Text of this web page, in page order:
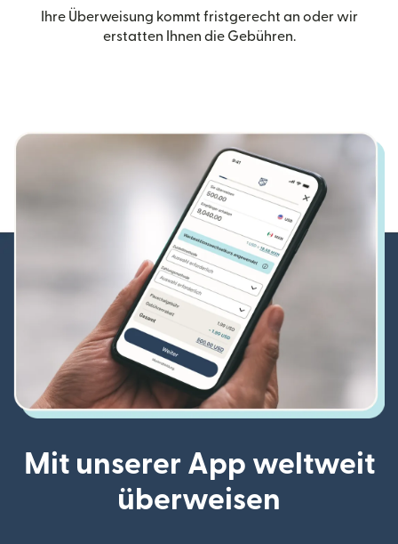
Ihre Überweisung kommt fristgerecht an oder wir
erstatten Ihnen die Gebühren.
Mit unserer App weltweit
überweisen